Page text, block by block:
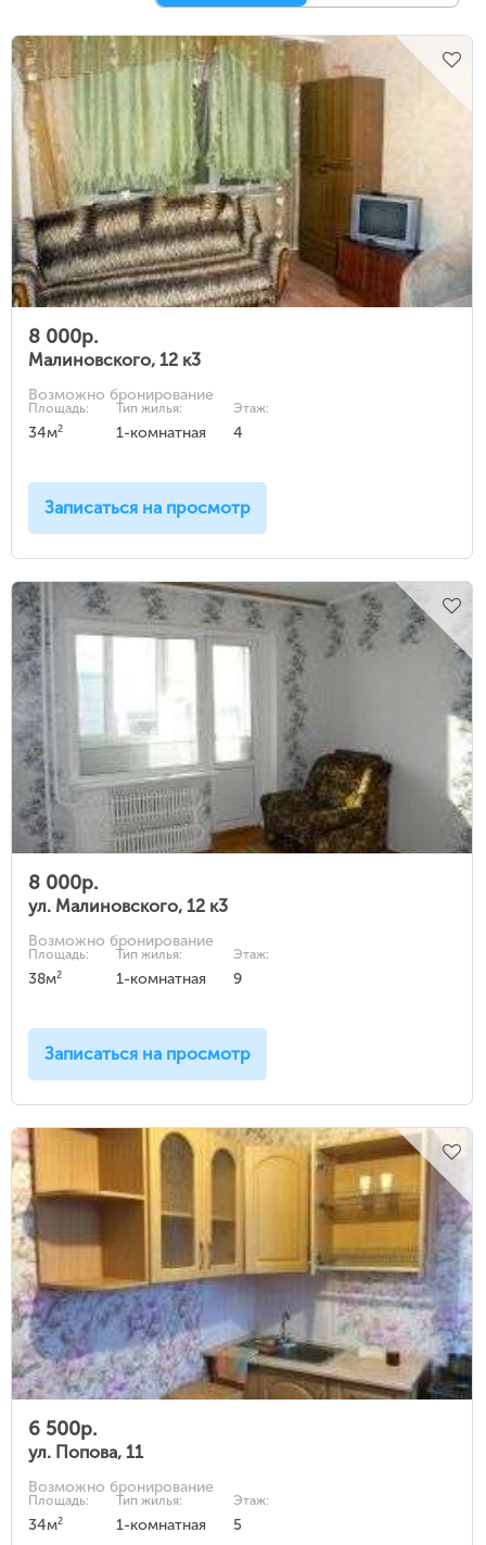
8 000р.
Малиновского, 12 к3
Возможно бронирование
Площадь:
34м2
Тип жилья:
1-комнатная
Этаж:
4
Записаться на просмотр
8 000р.
ул. Малиновского, 12 к3
Возможно бронирование
Площадь:
38м2
Тип жилья:
1-комнатная
Этаж:
9
Записаться на просмотр
6 500р.
ул. Попова, 11
Возможно бронирование
Площадь:
34м2
Тип жилья:
1-комнатная
Этаж:
5